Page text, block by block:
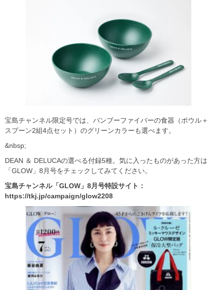
宝島チャンネル限定号では、バンブーファイバーの食器（ボウル＋
スプーン2組4点セット）のグリーンカラーも選べます。
&nbsp;
DEAN ＆ DELUCAの選べる付録5種。気に入ったものがあった方は
「GLOW」8月号をチェックしてみてください。
宝島チャンネル「GLOW」8月号特設サイト：
https://tkj.jp/campaign/glow2208